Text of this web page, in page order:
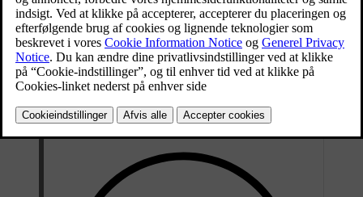
for en medicinsk nødsituation under kørslen.
Bilen starter et kontrolleret stop, hvis føreren ikke reagerer på
anmodninger om aktivt at køre bilen. Disse anmodninger kan
komme fra Driver Alert-funktionen, hvis føreren ikke er fokuseret
eller viser tegn på at være for uopmærksom til at køre sikkert. De
kan også være relateret til, at føreren ikke holder hænderne på rattet.